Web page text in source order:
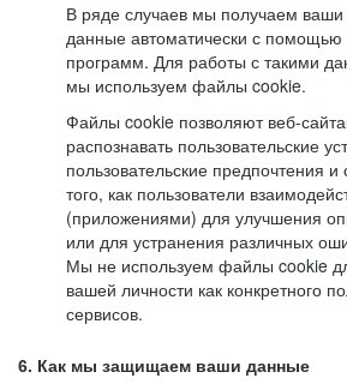
В ряде случаев мы получаем
данные автоматически с помощью
программ. Для работы с такими
мы используем файлы cookie.
Файлы cookie позволяют веб-
распознавать пользовательские
пользовательские предпочтения и
того, как пользователи
(приложениями) для улучшения
или для устранения различных
Мы не используем файлы cookie
вашей личности как конкретного
сервисов.
6. Как мы защищаем ваши данные